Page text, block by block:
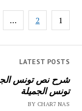
LATEST POSTS
شرح نص تونس
تونس الجميلة
BY CHAR7 NAS
تصفّح
المقالات
1
2
…